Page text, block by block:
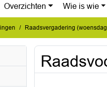
Overzichten Wie is wie
Raadsvergadering